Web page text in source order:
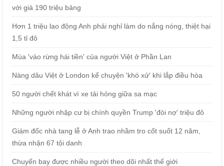
với giá 190 triệu bảng
Hơn 1 triệu lao động Anh phải nghỉ làm do nắng nóng, thiệt hại
1,5 tỉ đô
Mùa 'vào rừng hái tiền' của người Việt ở Phần Lan
Nàng dâu Việt ở London kể chuyện 'khó xử' khi lắp điều hòa
50 người chết khát vì xe tải hỏng giữa sa mạc
Những người nhập cư bị chính quyền Trump 'đòi nợ' triệu đô
Giám đốc nhà tang lễ ở Anh trao nhầm tro cốt suốt 12 năm,
thừa nhận 67 tội danh
Chuyến bay được nhiều người theo dõi nhất thế giới